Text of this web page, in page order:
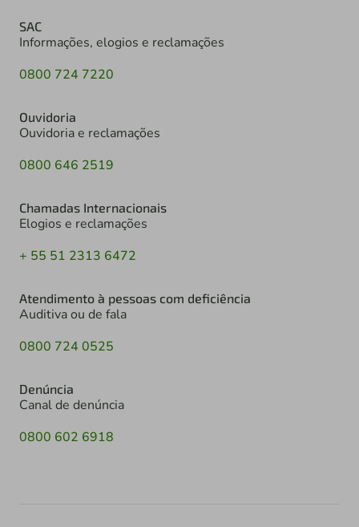
SAC
Informações, elogios e reclamações
0800 724 7220
Ouvidoria
Ouvidoria e reclamações
0800 646 2519
Chamadas Internacionais
Elogios e reclamações
+ 55 51 2313 6472
Atendimento à pessoas com deficiência
Auditiva ou de fala
0800 724 0525
Denúncia
Canal de denúncia
0800 602 6918